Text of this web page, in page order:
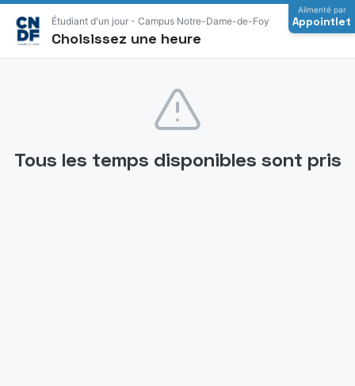
Étudiant d'un jour - Campus Notre-Dame-de-Foy
Choisissez une heure
Alimenté par
Appointlet
Tous les temps disponibles sont pris